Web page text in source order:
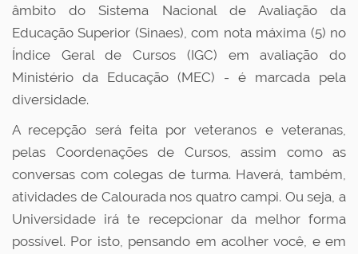
âmbito do Sistema Nacional de Avaliação da
Educação Superior (Sinaes), com nota máxima (5) no
Índice Geral de Cursos (IGC) em avaliação do
Ministério da Educação (MEC) - é marcada pela
diversidade.
A recepção será feita por veteranos e veteranas,
pelas Coordenações de Cursos, assim como as
conversas com colegas de turma. Haverá, também,
atividades de Calourada nos quatro campi. Ou seja, a
Universidade irá te recepcionar da melhor forma
possível. Por isto, pensando em acolher você, e em